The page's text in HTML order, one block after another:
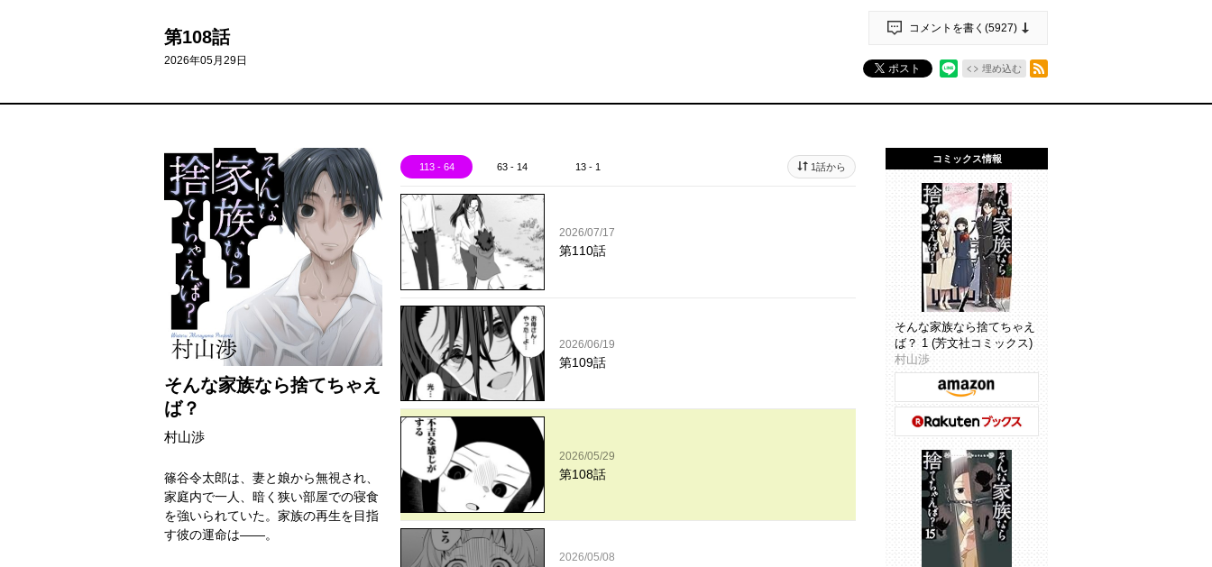
第108話
2026年05月29日
コメントを書く(5927)
ポスト 埋め込む
そんな家族なら捨てちゃえ
ば？
村山渉
篠谷令太郎は、妻と娘から無視され、
家庭内で一人、暗く狭い部屋での寝食
を強いられていた。家族の再生を目指
す彼の運命は――。
113 - 64 63 - 14 13 - 1 1話から
2026/07/17
第110話
2026/06/19
第109話
2026/05/29
第108話
2026/05/08
コミックス情報
そんな家族なら捨てちゃえ
ば？ 1 (芳文社コミックス)
村山渉